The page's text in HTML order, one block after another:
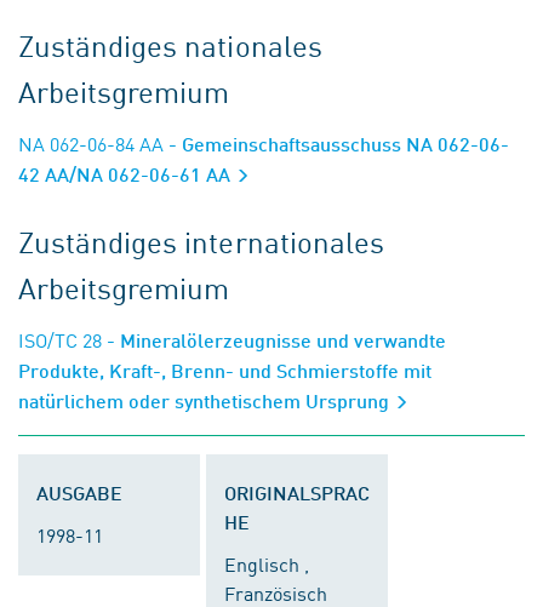
Zuständiges nationales
Arbeitsgremium
NA 062-06-84 AA - Gemeinschaftsausschuss NA 062-06-
42 AA/NA 062-06-61 AA
Zuständiges internationales
Arbeitsgremium
ISO/TC 28 - Mineralölerzeugnisse und verwandte
Produkte, Kraft-, Brenn- und Schmierstoffe mit
natürlichem oder synthetischem Ursprung
AUSGABE
1998-11
ORIGINALSPRAC
HE
Englisch ,
Französisch